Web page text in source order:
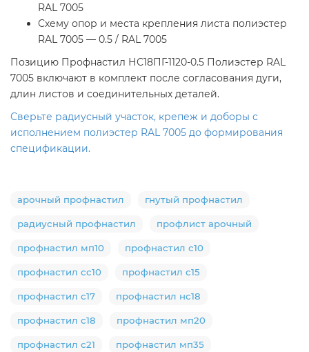
RAL 7005
Схему опор и места крепления листа полиэстер
RAL 7005 — 0.5 / RAL 7005
Позицию Профнастил НС18ПГ-1120-0.5 Полиэстер RAL
7005 включают в комплект после согласования дуги,
длин листов и соединительных деталей.
Сверьте радиусный участок, крепеж и доборы с
исполнением полиэстер RAL 7005 до формирования
спецификации.
арочный профнастил гнутый профнастил
радиусный профнастил профлист арочный
профнастил мп10 профнастил с10
профнастил сс10 профнастил с15
профнастил с17 профнастил нс18
профнастил с18 профнастил мп20
профнастил с21 профнастил мп35